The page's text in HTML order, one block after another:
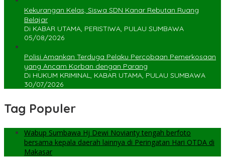
Kekurangan Kelas, Siswa SDN Kanar Rebutan Ruang
Belajar
Di KABAR UTAMA, PERISTIWA, PULAU SUMBAWA
05/08/2026
Polisi Amankan Terduga Pelaku Percobaan Pemerkosaan
yang Ancam Korban dengan Parang
Di HUKUM KRIMINAL, KABAR UTAMA, PULAU SUMBAWA
30/07/2026
Tag Populer
Wabup Sumbawa Hj Dewi Novianty tengah berfoto
bersama kepala daerah lainnya di Peringatan Hari OTDA di
Makasar